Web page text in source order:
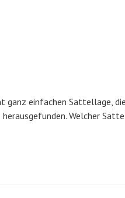
einfachen Sattellage,
Welcher